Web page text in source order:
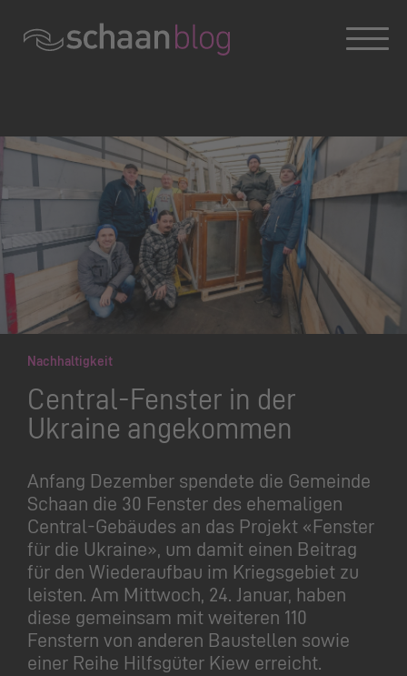
Nachhaltigkeit
Central-Fenster in der
Ukraine angekommen
Anfang Dezember spendete die Gemeinde
Schaan die 30 Fenster des ehemaligen
Central-Gebäudes an das Projekt «Fenster
für die Ukraine», um damit einen Beitrag
für den Wiederaufbau im Kriegsgebiet zu
leisten. Am Mittwoch, 24. Januar, haben
diese gemeinsam mit weiteren 110
Fenstern von anderen Baustellen sowie
einer Reihe Hilfsgüter Kiew erreicht.